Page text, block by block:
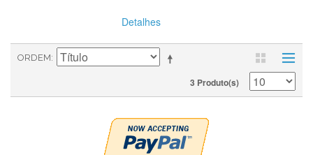
Detalhes
ORDEM
3 Produto(s)